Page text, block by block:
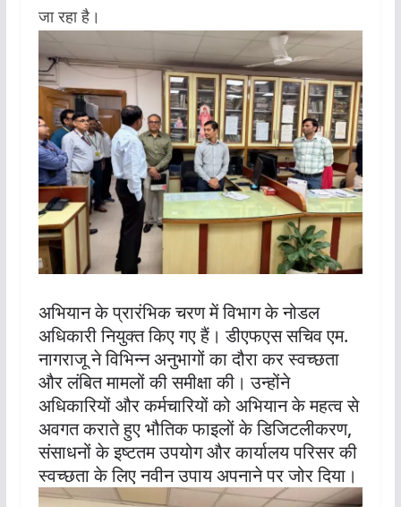
जा रहा है।
अभियान के प्रारंभिक चरण में विभाग के नोडल
अधिकारी नियुक्त किए गए हैं। डीएफएस सचिव एम.
नागराजू ने विभिन्न अनुभागों का दौरा कर स्वच्छता
और लंबित मामलों की समीक्षा की। उन्होंने
अधिकारियों और कर्मचारियों को अभियान के महत्व से
अवगत कराते हुए भौतिक फाइलों के डिजिटलीकरण,
संसाधनों के इष्टतम उपयोग और कार्यालय परिसर की
स्वच्छता के लिए नवीन उपाय अपनाने पर जोर दिया।